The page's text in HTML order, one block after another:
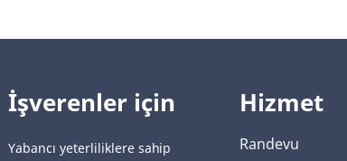
İşverenler için
Yabancı yeterliliklere sahip
Hizmet
Randevu